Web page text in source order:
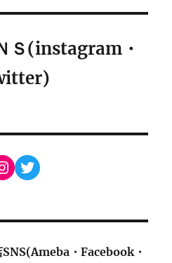
Ｓ(instagram・
Twitter
SNS(Ameba・Facebook・